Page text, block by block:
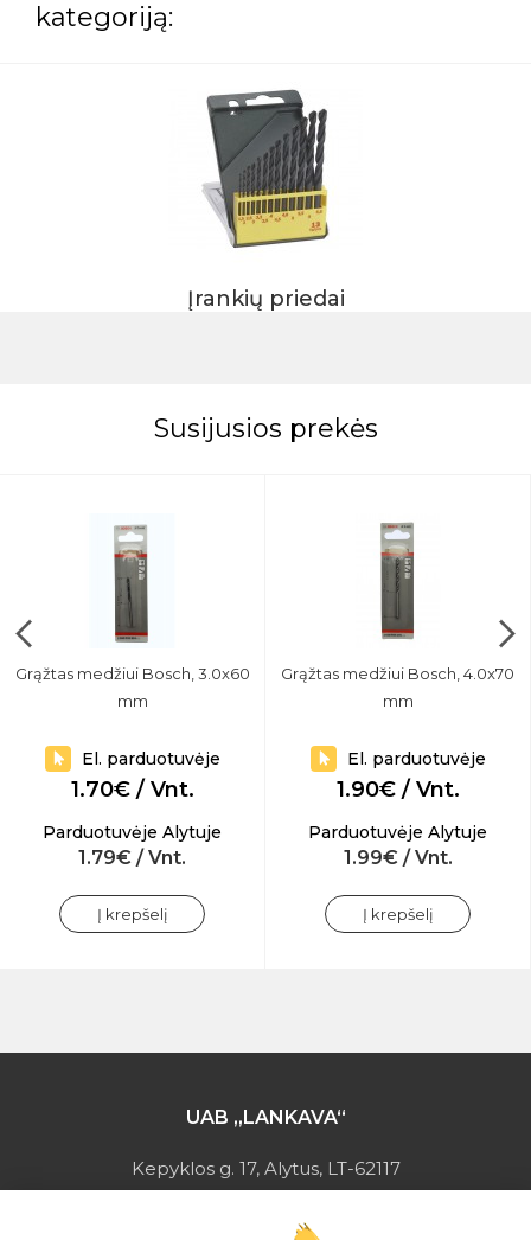
kategoriją:
Įrankių priedai
Susijusios prekės
Grąžtas medžiui Bosch, 3.0x60
mm
El. parduotuvėje
1.70€ / Vnt.
Parduotuvėje Alytuje
1.79€ / Vnt.
Į krepšelį
Grąžtas medžiui Bosch, 4.0x70
mm
El. parduotuvėje
1.90€ / Vnt.
Parduotuvėje Alytuje
1.99€ / Vnt.
Į krepšelį
UAB „LANKAVA“
Kepyklos g. 17, Alytus, LT-62117
Įmonės kodas: 149728275
PVM mokėtojo kodas: LT497282716